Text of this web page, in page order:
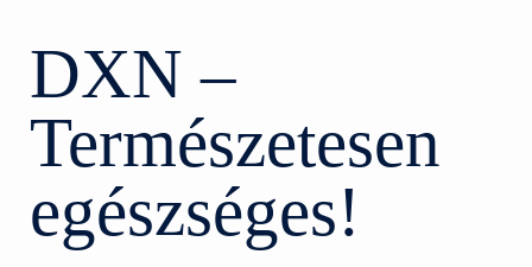
DXN –
Természetesen
egészséges!